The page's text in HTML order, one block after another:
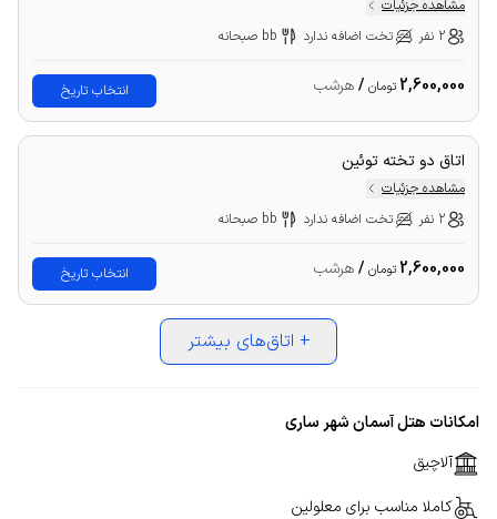
مشاهده جزئیات
2 نفر
تخت اضافه ندارد bb صبحانه
2,600,000تومان /هرشب انتخاب تاریخ
اتاق دو تخته توئین
مشاهده جزئیات
2 نفر
تخت اضافه ندارد bb صبحانه
2,600,000تومان /هرشب انتخاب تاریخ
+ اتاق‌های بیشتر
امکانات هتل آسمان شهر ساری
آلاچیق
کاملا مناسب برای معلولین